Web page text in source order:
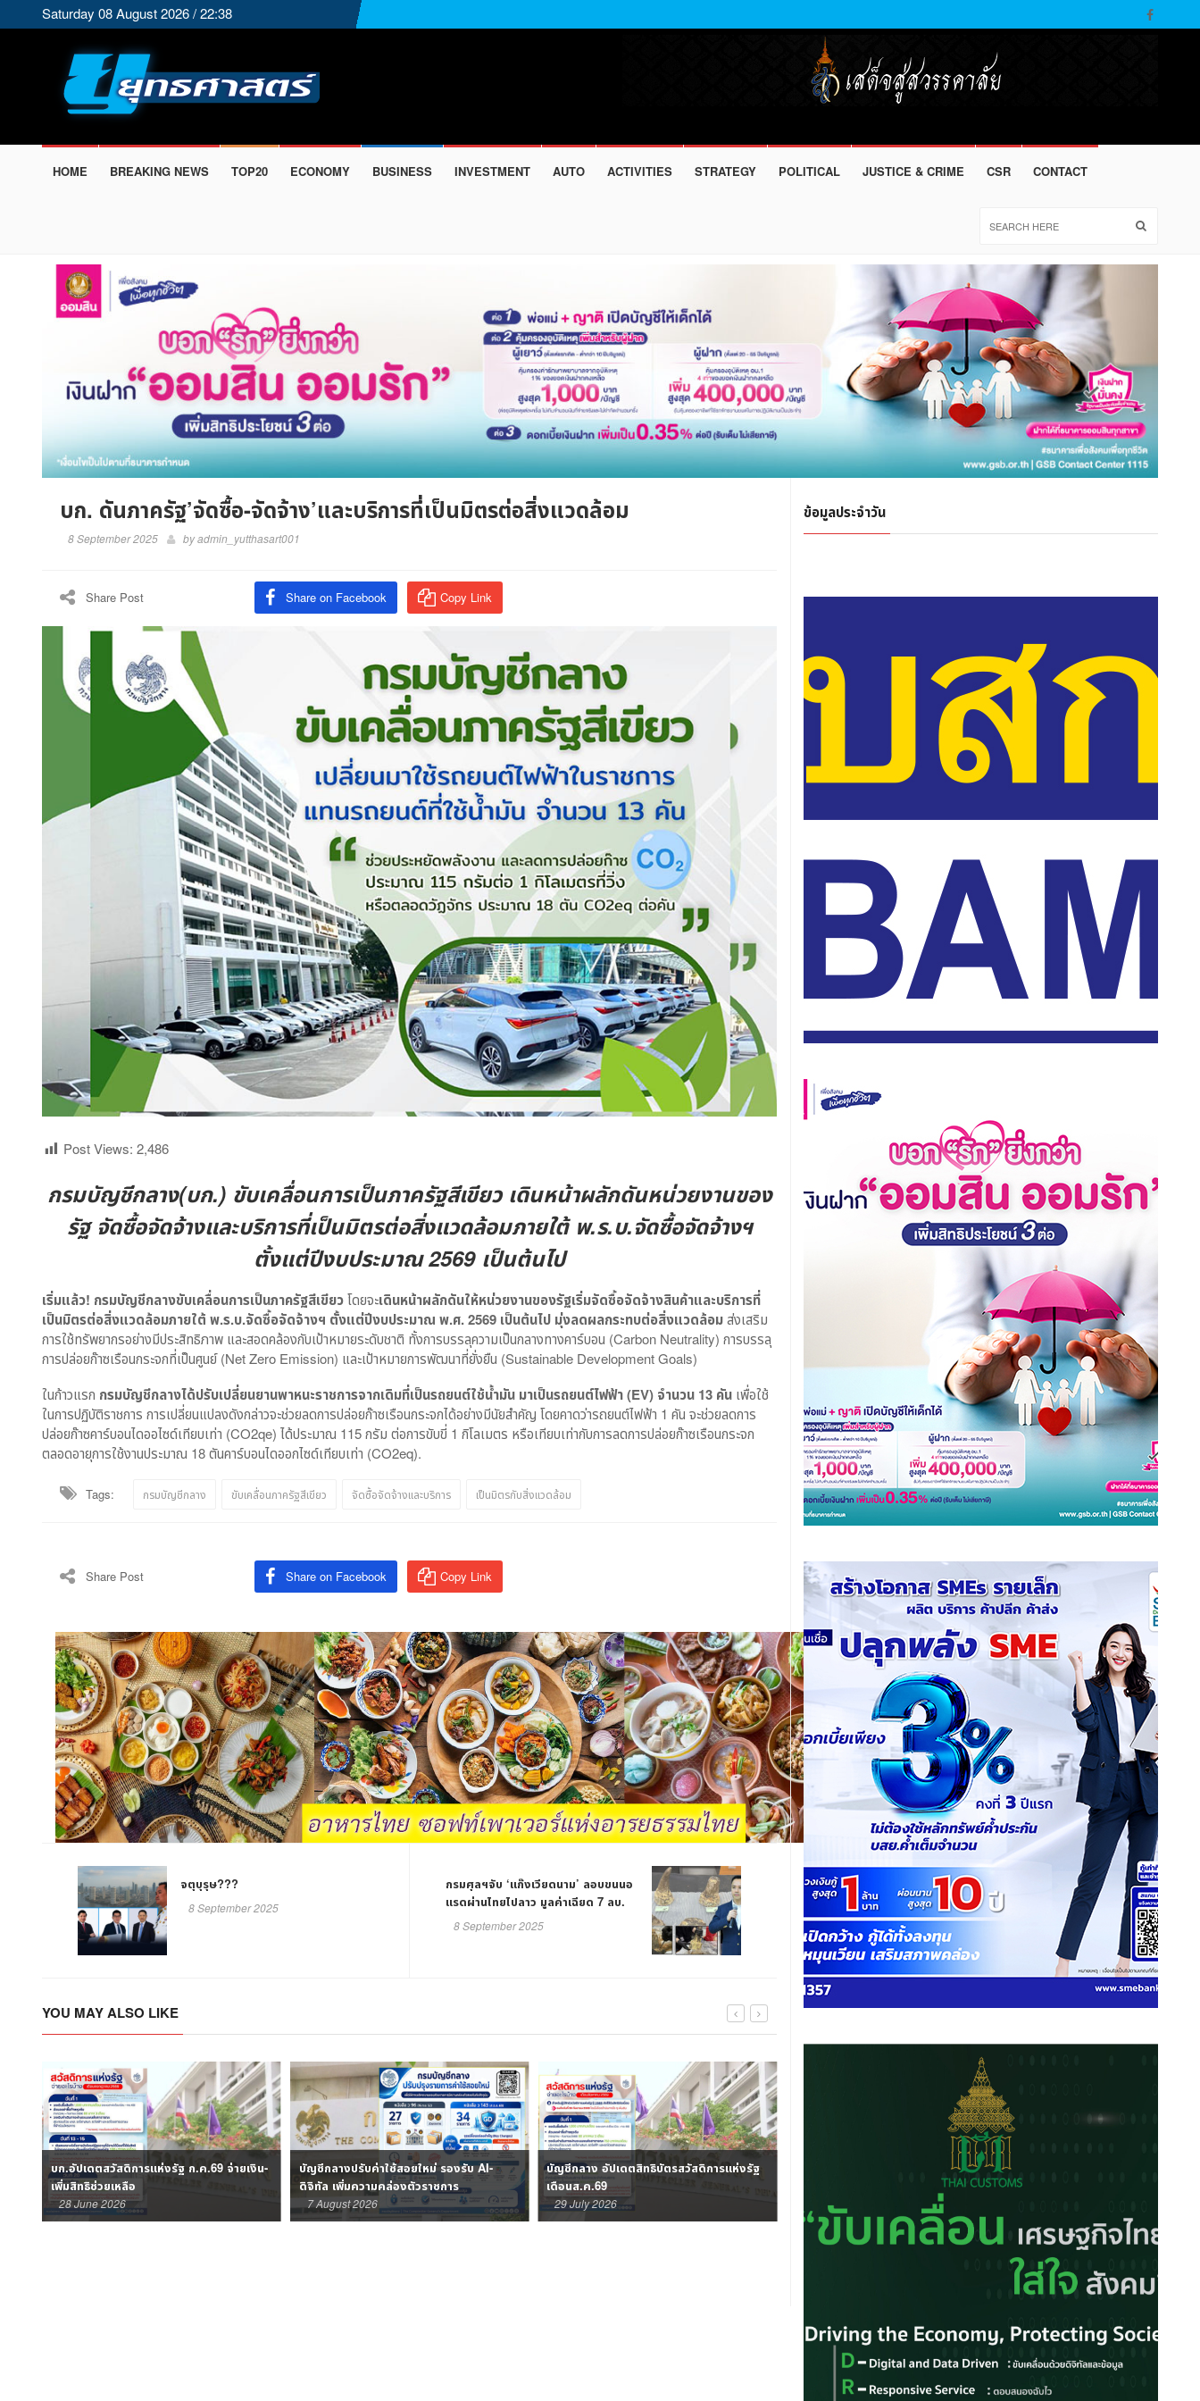
Saturday 08 August 2026 / 22:38
HOME BREAKING NEWS TOP20 ECONOMY BUSINESS INVESTMENT AUTO ACTIVITIES STRATEGY POLITICAL JUSTICE & CRIME CSR CONTACT
บก. ดันภาครัฐ’จัดซื้อ-จัดจ้าง’และบริการที่เป็นมิตรต่อสิ่งแวดล้อม
8 September 2025 byadmin_yutthasart001
Share Post Share on Facebook Copy Link
Post Views: 2,486
กรมบัญชีกลาง(บก.) ขับเคลื่อนการเป็นภาครัฐสีเขียว เดินหน้าผลักดันหน่วยงานของ
รัฐ จัดซื้อจัดจ้างและบริการที่เป็นมิตรต่อสิ่งแวดล้อมภายใต้ พ.ร.บ.จัดซื้อจัดจ้างฯ
ตั้งแต่ปีงบประมาณ 2569 เป็นต้นไป
เริ่มแล้ว! กรมบัญชีกลางขับเคลื่อนการเป็นภาครัฐสีเขียวโดยจะเดินหน้าผลักดันให้หน่วยงานของรัฐเริ่มจัดซื้อจัดจ้างสินค้าและบริการที่
เป็นมิตรต่อสิ่งแวดล้อมภายใต้ พ.ร.บ.จัดซื้อจัดจ้างฯ ตั้งแต่ปีงบประมาณ พ.ศ.2569 เป็นต้นไป มุ่งลดผลกระทบต่อสิ่งแวดล้อมส่งเสริม
การใช้ทรัพยากรอย่างมีประสิทธิภาพ และสอดคล้องกับเป้าหมายระดับชาติ ทั้งการบรรลุความเป็นกลางทางคาร์บอน (Carbon Neutrality) การบรรลุ
การปล่อยก๊าซเรือนกระจกที่เป็นศูนย์ (Net Zero Emission) และเป้าหมายการพัฒนาที่ยั่งยืน (Sustainable Development Goals)
ในก้าวแรก กรมบัญชีกลางได้ปรับเปลี่ยนยานพาหนะราชการจากเดิมที่เป็นรถยนต์ใช้น้ำมัน มาเป็นรถยนต์ไฟฟ้า (EV) จำนวน 13 คัน เพื่อใช้
ในการปฏิบัติราชการ การเปลี่ยนแปลงดังกล่าวจะช่วยลดการปล่อยก๊าซเรือนกระจกได้อย่างมีนัยสำคัญ โดยคาดว่ารถยนต์ไฟฟ้า 1 คัน จะช่วยลดการ
ปล่อยก๊าซคาร์บอนไดออไซด์เทียบเท่า (CO2qe) ได้ประมาณ 115 กรัม ต่อการขับขี่ 1 กิโลเมตร หรือเทียบเท่ากับการลดการปล่อยก๊าซเรือนกระจก
ตลอดอายุการใช้งานประมาณ 18 ตันคาร์บอนไดออกไซด์เทียบเท่า (CO2eq).
Tags: กรมบัญชีกลาง ขับเคลื่อนภาครัฐสีเขียว จัดซื้อจัดจ้างและบริการ เป็นมิตรกับสิ่งแวดล้อม
Share Post Share on Facebook Copy Link
จตุบุรุษ???
8 September 2025
กรมศุลฯจับ ‘แก๊งเวียดนาม’ ลอบขนนอ
แรดผ่านไทยไปลาว มูลค่าเฉียด 7 ลบ.
8 September 2025
YOU MAY ALSO LIKE
บก.อัปเดตสวัสดิการแห่งรัฐ ก.ค.69 จ่ายเงิน-
เพิ่มสิทธิช่วยเหลือ
28 June 2026
บัญชีกลางปรับค่าใช้สอยใหม่ รองรับ AI-
ดิจิทัล เพิ่มความคล่องตัวราชการ
7 August 2026
บัญชีกลาง อัปเดตสิทธิบัตรสวัสดิการแห่งรัฐ
เดือนส.ค.69
29 July 2026
เปิดสิทธิ ‘บัตรสวัสดิการแห่งรัฐ ปี’69′ จ่าย
อะไรบ้าง? เช็ค – เริ่มใช้ 1 ส.ค.นี้
18 July 2026
ข้อมูลประจำวัน